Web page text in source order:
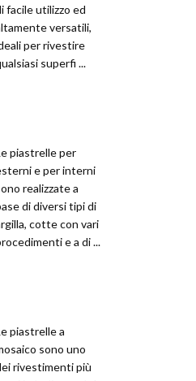
facile utilizzo ed
versatili,
per rivestire
superfi ...
piastrelle per
e per interni
realizzate a
di diversi tipi di
cotte con vari
e a di ...
piastrelle a
sono uno
rivestimenti più